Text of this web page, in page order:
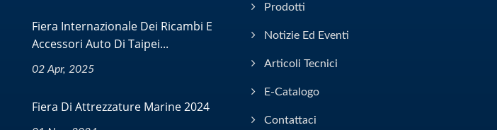
Fiera Internazionale Dei Ricambi E
Accessori Auto Di Taipei...
02 Apr, 2025
Fiera Di Attrezzature Marine 2024
Prodotti
Notizie Ed Eventi
Articoli Tecnici
E-Catalogo
Contattaci